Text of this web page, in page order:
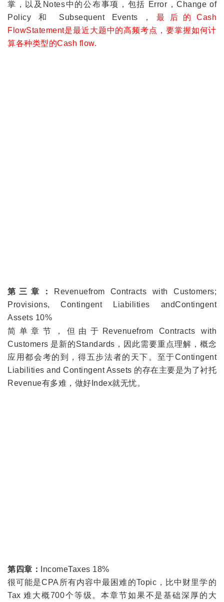
掌，以及Notes中的公布事项，包括 Error，Change of
Policy 和 Subsequent Events， 最后的Cash
FlowStatement是最近大题中的高频考点，要掌握如何计
算各种类型的Cash flow.
第三章：
Revenuefrom Contracts with Customers;
Provisions, Contingent Liabilities andContingent
Assets 10%
简单章节，但由于Revenuefrom Contracts with
Customers 是新的Standards，因此需要重点理解，概念
应用都会考的到，得五步法者的天下。至于Contingent
Liabilities and Contingent Assets 的存在主要是为了衬托
Revenue有多难，做好Index就无忧。
第四章：
IncomeTaxes 18%
很可能是CPA所有内容中最困难的Topic，比中财里学的
Tax 难大概700个等级。本章节如果不是基础深厚的大